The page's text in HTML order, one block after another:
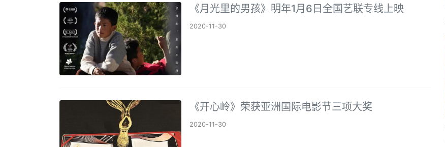
《月光里的男孩》明年1月6日全国艺联专线上映
2020-11-30
《开心岭》荣获亚洲国际电影节三项大奖
2020-11-30